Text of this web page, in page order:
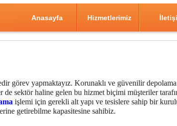
Anasayfa Hizmetlerimiz
görev yapmaktayız. Korunaklı ve güvenilir depolama
de sektör haline gelen bu hizmet biçimi müşteriler
işlemi için gerekli alt yapı ve tesislere sahip bir
getirebilme kapasitesine sahibiz.